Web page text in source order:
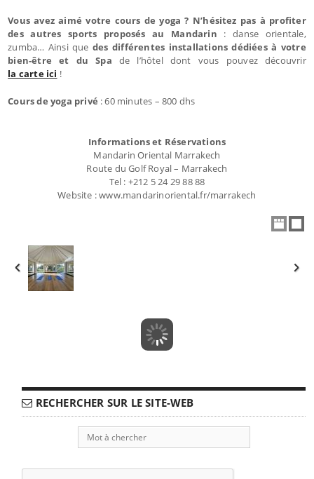
Vous avez aimé votre cours de yoga ? N’hésitez pas à profiter
des autres sports proposés au Mandarin : danse orientale,
zumba… Ainsi quedes différentes installations dédiées à votre
bien-être et du Spa de l’hôtel dont vous pouvez découvrir
la carte ici !
Cours de yoga privé : 60 minutes – 800 dhs
Informations et Réservations
Mandarin Oriental Marrakech
Route du Golf Royal – Marrakech
Tel : +212 5 24 29 88 88
Website : www.mandarinoriental.fr/marrakech
RECHERCHER SUR LE SITE-WEB